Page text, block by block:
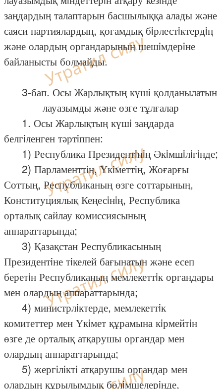
заңдардың талаптарын басшылыққа алады және
саяси партиялардың, қоғамдық бiрлестiктердiң
және олардың органдарының шешiмдерiне
байланысты болмайды.
3-бап. Осы Жарлықтың күшi қолданылатын
лауазымды және өзге тұлғалар
1. Осы Жарлықтың күшi заңдарда
белгiленген тәртiппен:
1) Республика Президентiнiң Әкiмшiлiгiнде;
2) Парламенттiң, Үкiметтiң, Жоғарғы
Соттың, Республиканың өзге соттарының,
Конституциялық Кеңесiнiң, Республика
орталық сайлау комиссиясының
аппараттарында;
3) Қазақстан Республикасының
Президентiне тiкелей бағынатын және есеп
беретiн Республиканың мемлекеттiк органдары
мен олардың аппараттарында;
4) министрлiктерде, мемлекеттiк
комитеттер мен Үкiмет құрамына кiрмейтiн
өзге де орталық атқарушы органдар мен
олардың аппараттарында;
5) жергiлiктi атқарушы органдар мен
олардың құрылымдық бөлiмшелерiнде,